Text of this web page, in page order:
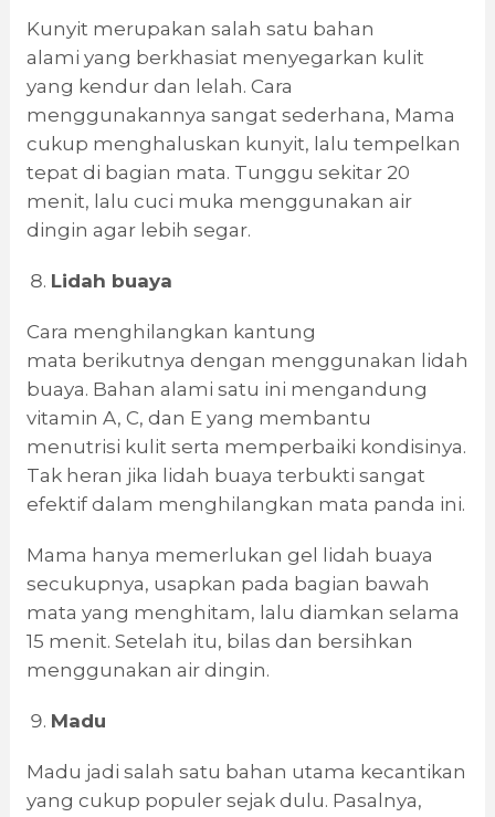
Kunyit merupakan salah satu bahan
alami yang berkhasiat menyegarkan kulit
yang kendur dan lelah. Cara
menggunakannya sangat sederhana, Mama
cukup menghaluskan kunyit, lalu tempelkan
tepat di bagian mata. Tunggu sekitar 20
menit, lalu cuci muka menggunakan air
dingin agar lebih segar.
Lidah buaya
Cara menghilangkan kantung
mata berikutnya dengan menggunakan lidah
buaya. Bahan alami satu ini mengandung
vitamin A, C, dan E yang membantu
menutrisi kulit serta memperbaiki kondisinya.
Tak heran jika lidah buaya terbukti sangat
efektif dalam menghilangkan mata panda ini.
Mama hanya memerlukan gel lidah buaya
secukupnya, usapkan pada bagian bawah
mata yang menghitam, lalu diamkan selama
15 menit. Setelah itu, bilas dan bersihkan
menggunakan air dingin.
Madu
Madu jadi salah satu bahan utama kecantikan
yang cukup populer sejak dulu. Pasalnya,